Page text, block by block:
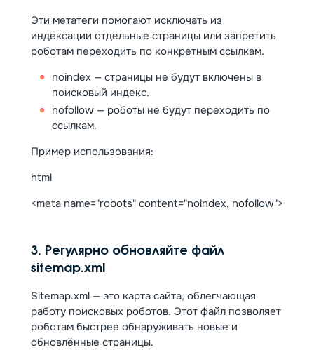
Эти метатеги помогают исключать из
индексации отдельные страницы или запретить
роботам переходить по конкретным ссылкам.
noindex — страницы не будут включены в
поисковый индекс.
nofollow — роботы не будут переходить по
ссылкам.
Пример использования:
html
<meta name="robots" content="noindex, nofollow">
3. Регулярно обновляйте файл
sitemap.xml
Sitemap.xml — это карта сайта, облегчающая
работу поисковых роботов. Этот файл позволяет
роботам быстрее обнаруживать новые и
обновлённые страницы.